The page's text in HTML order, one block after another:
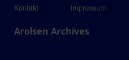
Kontakt Impressum
Arolsen Archives